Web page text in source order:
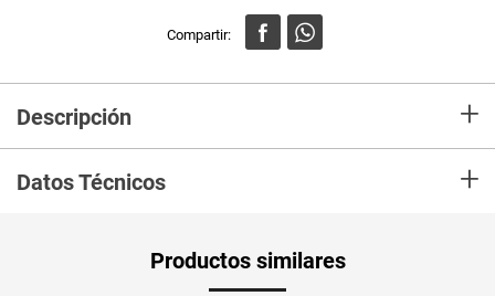
Descripción +
Datos Técnicos +
Productos similares